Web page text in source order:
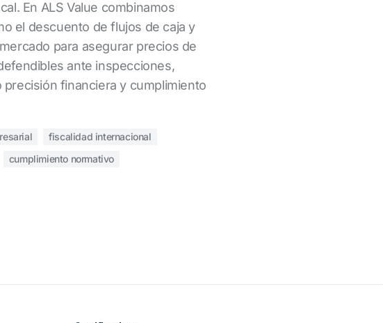
En ALS Value combinamos
el descuento de flujos de caja y
para asegurar precios de
ante inspecciones,
precisión financiera y cumplimiento
fiscalidad internacional
cumplimiento normativo